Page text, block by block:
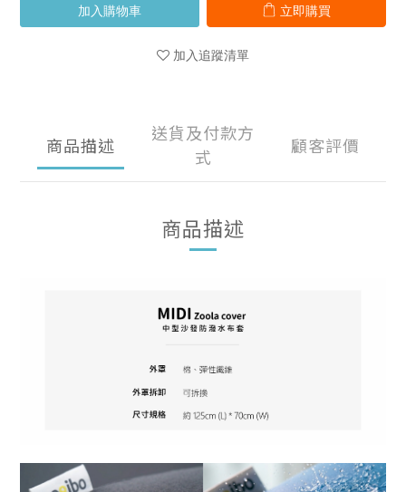
加入購物車 立即購買
加入追蹤清單
商品描述
送貨及付款方
式
顧客評價
商品描述